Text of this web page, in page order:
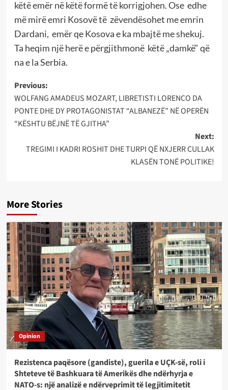
këtë emër në këtë formë të korrigjohen. Ose edhe
më mirë emri Kosovë të zëvendësohet me emrin
Dardani, emër qe Kosova e ka mbajtë me shekuj.
Ta heqim një herë e përgjithmonë këtë „damkë“ që
na e la Serbia.
Post
navigation
Previous:
WOLFANG AMADEUS MOZART, LIBRETISTI LORENCO DA
PONTE DHE DY PROTAGONISTAT “ALBANEZË” NË OPERËN
“KËSHTU BËJNË TË GJITHA”
Next:
TREGIMI I KADRI ROSHIT DHE TURPI QË NXJERR CULLAK
KLASËN TONË POLITIKE!
More Stories
Opinion
Rezistenca paqësore (gandiste), guerila e UÇK-së, roli i
Shteteve të Bashkuara të Amerikës dhe ndërhyrja e
NATO-s: një analizë e ndërveprimit të legjitimitetit